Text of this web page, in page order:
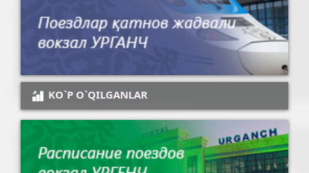
KO`P O`QILGANLAR